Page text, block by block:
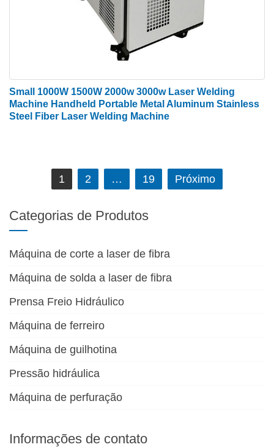
Small 1000W 1500W 2000w 3000w Laser Welding
Machine Handheld Portable Metal Aluminum Stainless
Steel Fiber Laser Welding Machine
Navegação
artigos
1 2 … 19 Próximo
Categorias de Produtos
Máquina de corte a laser de fibra
Máquina de solda a laser de fibra
Prensa Freio Hidráulico
Máquina de ferreiro
Máquina de guilhotina
Pressão hidráulica
Máquina de perfuração
Informações de contato